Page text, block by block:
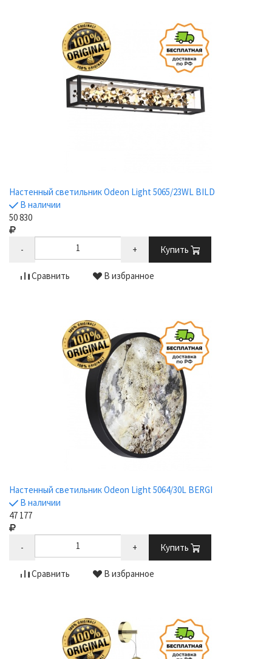
Настенный светильник Odeon Light 5065/23WL BILD
В наличии
50 830
- + Купить
Сравнить В избранное
Настенный светильник Odeon Light 5064/30L BERGI
В наличии
47 177
- + Купить
Сравнить В избранное